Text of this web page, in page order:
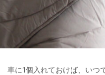
車に1個入れておけば、いつ